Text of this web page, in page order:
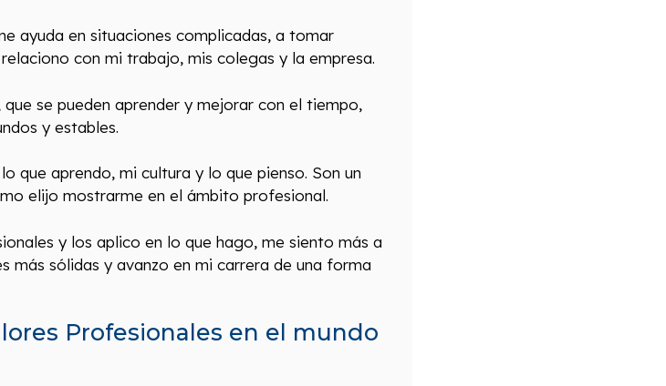
ayuda en situaciones complicadas, a tomar
con mi trabajo, mis colegas y la empresa.
se pueden aprender y mejorar con el tiempo,
y estables.
que aprendo, mi cultura y lo que pienso. Son un
elijo mostrarme en el ámbito profesional.
y los aplico en lo que hago, me siento más a
más sólidas y avanzo en mi carrera de una forma
Profesionales en el mundo